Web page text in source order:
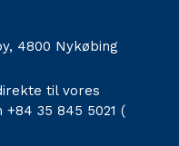
4800 Nykøbing
til vores
35 845 5021 (